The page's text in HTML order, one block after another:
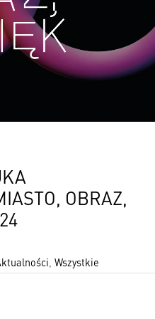
OBRAZ,
, Wszystkie